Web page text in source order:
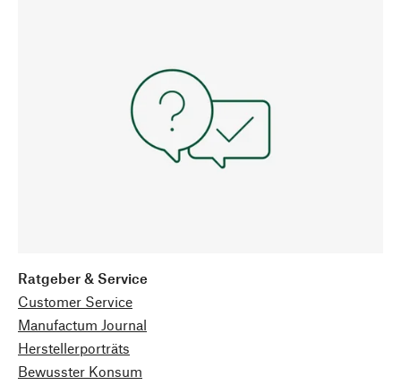
Ratgeber & Service
Customer Service
Manufactum Journal
Herstellerporträts
Bewusster Konsum